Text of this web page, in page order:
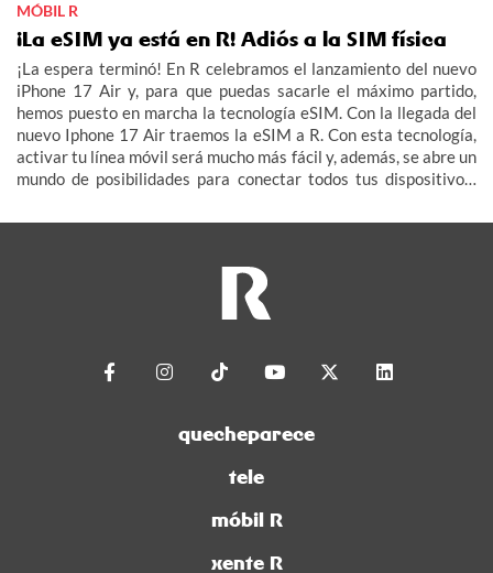
MÓBIL R
¡La eSIM ya está en R! Adiós a la SIM física
¡La espera terminó! En R celebramos el lanzamiento del nuevo
iPhone 17 Air y, para que puedas sacarle el máximo partido,
hemos puesto en marcha la tecnología eSIM. Con la llegada del
nuevo Iphone 17 Air traemos la eSIM a R. Con esta tecnología,
activar tu línea móvil será mucho más fácil y, además, se abre un
mundo de posibilidades para conectar todos tus dispositivos:
de las Cosas).
quecheparece
tele
móbil R
xente R